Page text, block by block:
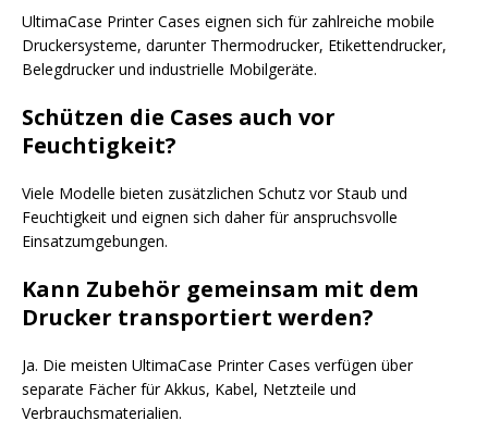
UltimaCase Printer Cases eignen sich für zahlreiche mobile
Druckersysteme, darunter Thermodrucker, Etikettendrucker,
Belegdrucker und industrielle Mobilgeräte.
Schützen die Cases auch vor
Feuchtigkeit?
Viele Modelle bieten zusätzlichen Schutz vor Staub und
Feuchtigkeit und eignen sich daher für anspruchsvolle
Einsatzumgebungen.
Kann Zubehör gemeinsam mit dem
Drucker transportiert werden?
Ja. Die meisten UltimaCase Printer Cases verfügen über
separate Fächer für Akkus, Kabel, Netzteile und
Verbrauchsmaterialien.